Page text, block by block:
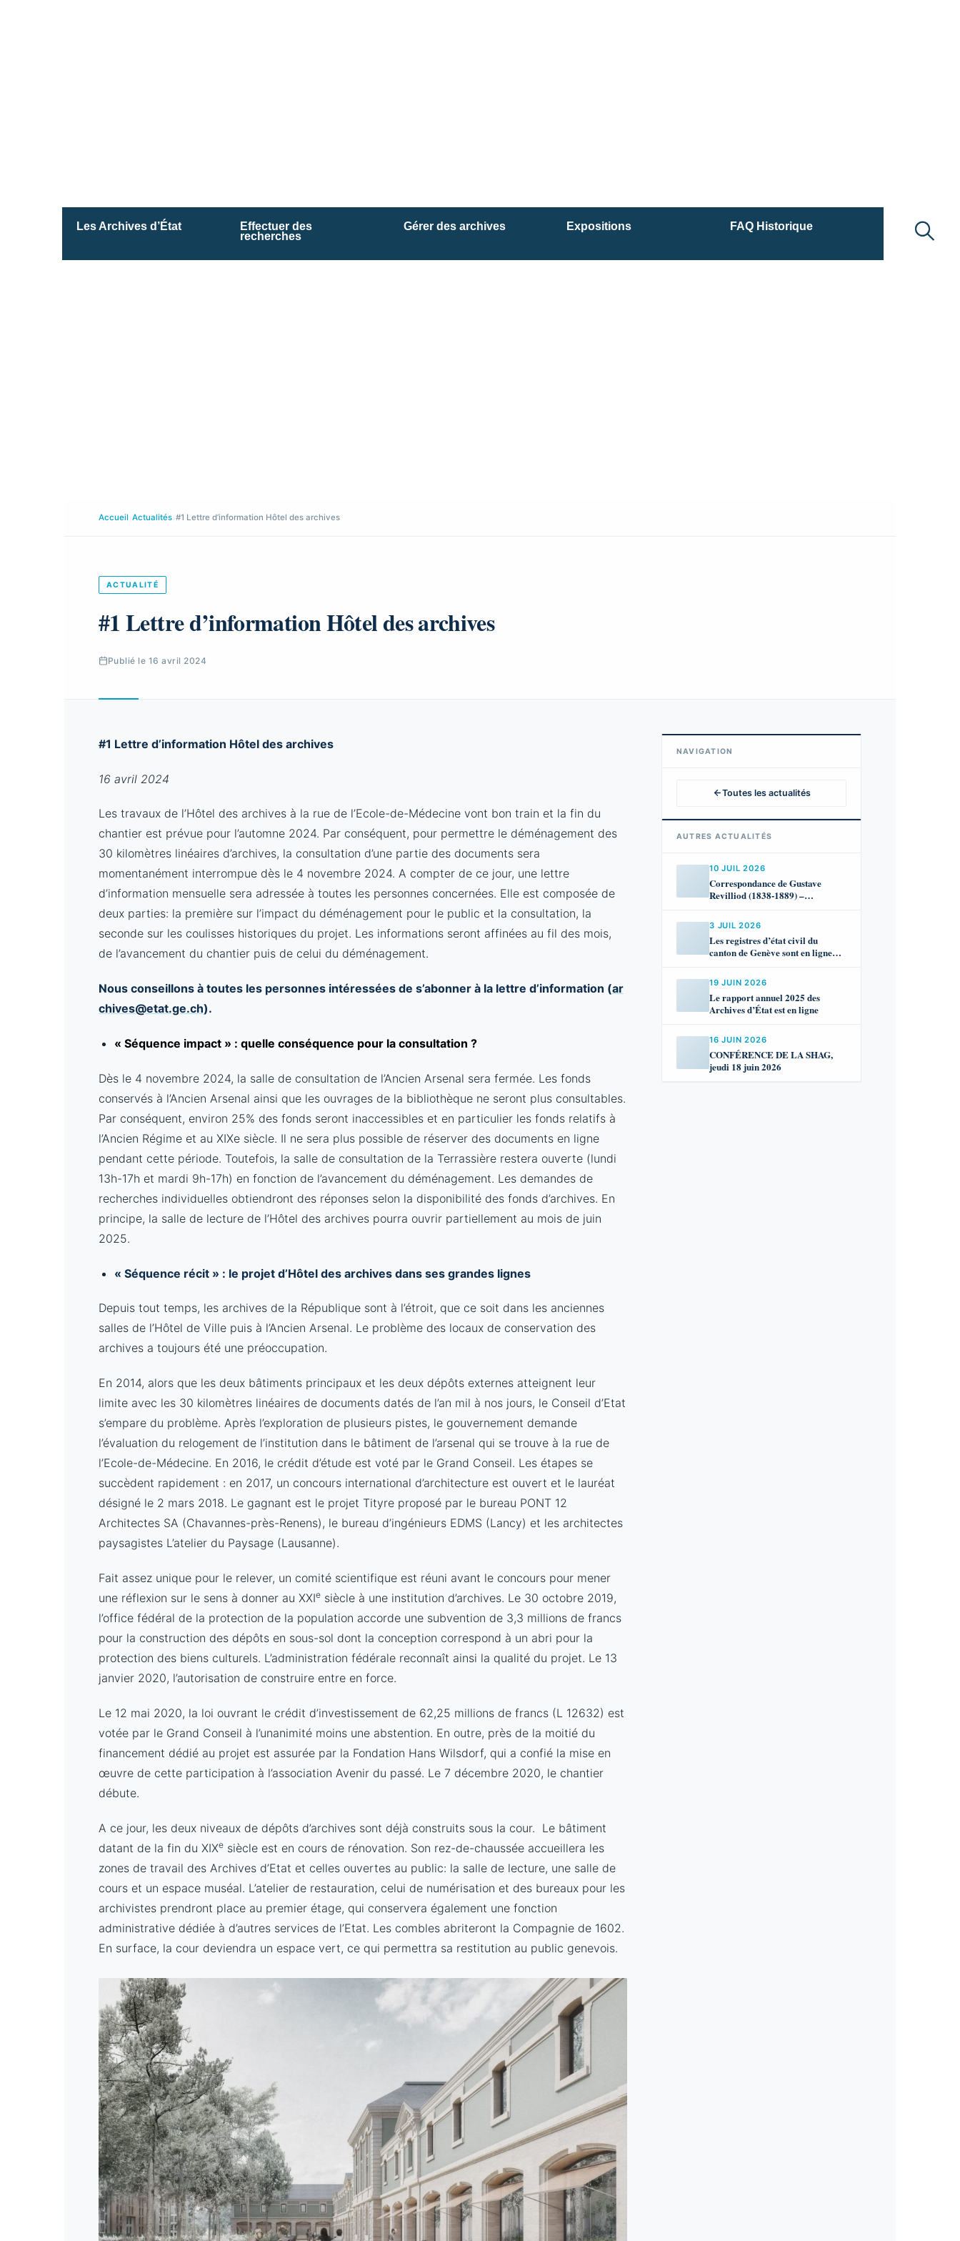
Les Archives d’État
Effectuer des
recherches
Gérer des archives Expositions FAQ Historique
Accueil Actualités #1 Lettre d’information Hôtel des archives
ACTUALITÉ
#1 Lettre d’information Hôtel des archives
Publié le 16 avril 2024
#1 Lettre d’information Hôtel des archives
16 avril 2024
Les travaux de l’Hôtel des archives à la rue de l’Ecole-de-Médecine vont bon train et la fin du
chantier est prévue pour l’automne 2024. Par conséquent, pour permettre le déménagement des
30 kilomètres linéaires d’archives, la consultation d’une partie des documents sera
momentanément interrompue dès le 4 novembre 2024. A compter de ce jour, une lettre
d’information mensuelle sera adressée à toutes les personnes concernées. Elle est composée de
deux parties: la première sur l’impact du déménagement pour le public et la consultation, la
seconde sur les coulisses historiques du projet. Les informations seront affinées au fil des mois,
de l’avancement du chantier puis de celui du déménagement.
Nous conseillons à toutes les personnes intéressées de s’abonner à la lettre d’information (ar
chives@etat.ge.ch).
« Séquence impact » : quelle conséquence pour la consultation ?
Dès le 4 novembre 2024, la salle de consultation de l’Ancien Arsenal sera fermée. Les fonds
conservés à l’Ancien Arsenal ainsi que les ouvrages de la bibliothèque ne seront plus consultables.
Par conséquent, environ 25% des fonds seront inaccessibles et en particulier les fonds relatifs à
l’Ancien Régime et au XIXe siècle. Il ne sera plus possible de réserver des documents en ligne
pendant cette période. Toutefois, la salle de consultation de la Terrassière restera ouverte (lundi
13h-17h et mardi 9h-17h) en fonction de l’avancement du déménagement. Les demandes de
recherches individuelles obtiendront des réponses selon la disponibilité des fonds d’archives. En
principe, la salle de lecture de l’Hôtel des archives pourra ouvrir partiellement au mois de juin
2025.
« Séquence récit » : le projet d’Hôtel des archives dans ses grandes lignes
Depuis tout temps, les archives de la République sont à l’étroit, que ce soit dans les anciennes
salles de l’Hôtel de Ville puis à l’Ancien Arsenal. Le problème des locaux de conservation des
archives a toujours été une préoccupation.
En 2014, alors que les deux bâtiments principaux et les deux dépôts externes atteignent leur
limite avec les 30 kilomètres linéaires de documents datés de l’an mil à nos jours, le Conseil d’Etat
s’empare du problème. Après l’exploration de plusieurs pistes, le gouvernement demande
l’évaluation du relogement de l’institution dans le bâtiment de l’arsenal qui se trouve à la rue de
l’Ecole-de-Médecine. En 2016, le crédit d’étude est voté par le Grand Conseil. Les étapes se
succèdent rapidement : en 2017, un concours international d’architecture est ouvert et le lauréat
désigné le 2 mars 2018. Le gagnant est le projet Tityre proposé par le bureau PONT 12
Architectes SA (Chavannes-près-Renens), le bureau d’ingénieurs EDMS (Lancy) et les architectes
paysagistes L’atelier du Paysage (Lausanne).
Fait assez unique pour le relever, un comité scientifique est réuni avant le concours pour mener
une réflexion sur le sens à donner au XXIe siècle à une institution d’archives. Le 30 octobre 2019,
l’office fédéral de la protection de la population accorde une subvention de 3,3 millions de francs
pour la construction des dépôts en sous-sol dont la conception correspond à un abri pour la
protection des biens culturels. L’administration fédérale reconnaît ainsi la qualité du projet. Le 13
janvier 2020, l’autorisation de construire entre en force.
Le 12 mai 2020, la loi ouvrant le crédit d’investissement de 62,25 millions de francs (L 12632) est
votée par le Grand Conseil à l’unanimité moins une abstention. En outre, près de la moitié du
financement dédié au projet est assurée par la Fondation Hans Wilsdorf, qui a confié la mise en
œuvre de cette participation à l’association Avenir du passé. Le 7 décembre 2020, le chantier
débute.
A ce jour, les deux niveaux de dépôts d’archives sont déjà construits sous la cour. Le bâtiment
datant de la fin du XIXe siècle est en cours de rénovation. Son rez-de-chaussée accueillera les
zones de travail des Archives d’Etat et celles ouvertes au public: la salle de lecture, une salle de
cours et un espace muséal. L’atelier de restauration, celui de numérisation et des bureaux pour les
archivistes prendront place au premier étage, qui conservera également une fonction
administrative dédiée à d’autres services de l’Etat. Les combles abriteront la Compagnie de 1602.
En surface, la cour deviendra un espace vert, ce qui permettra sa restitution au public genevois.
NAVIGATION
Toutes les actualités
AUTRES ACTUALITÉS
10 JUIL 2026
Correspondance de Gustave
Revilliod (1838-1889) –
3 JUIL 2026
Les registres d’état civil du
canton de Genève sont en ligne
19 JUIN 2026
Le rapport annuel 2025 des
Archives d’État est en ligne
16 JUIN 2026
CONFÉRENCE DE LA SHAG,
jeudi 18 juin 2026